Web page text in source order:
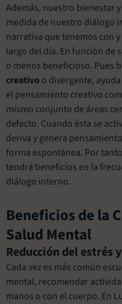
Además, nuestro bienestar
medida de nuestro diálogo
narrativa que tenemos con y
largo del día. En función de
o menos beneficioso. Pues
creativo o divergente,
el pensamiento creativo
mismo conjunto de áreas
defecto. Cuando ésta se
deriva y genera
forma espontánea. Por
tendrá beneficios en la
diálogo interno.
Beneficios de la
Salud Mental
Reducción del estrés
Cada vez es más común
mental, recomendar
manos o con el cuerpo. En